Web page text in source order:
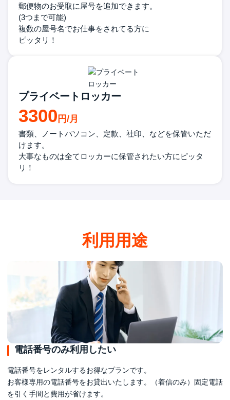
郵便物のお受取に屋号を追加できます。
(3つまで可能)
複数の屋号名でお仕事をされてる方に
ピッタリ！
プライベートロッカー
3300
書類、ノートパソコン、定款、社印、 などを保管いただ
けます。
大事なものは全てロッカーに保管されたい方にピッタ
リ！
利用用途
電話番号のみ利用したい
電話番号をレンタルするお得なプランです。
お客様専用の電話番号をお貸出いたします。（着信のみ）固定電話
を引く手間と費用が省けます。